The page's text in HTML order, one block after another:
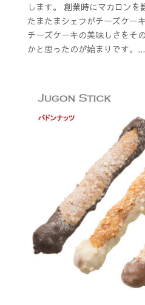
します。 創業時にマカロン
たまたまシェフがチーズケー
チーズケーキの美味しさをそ
かと思ったのが始まりです。...